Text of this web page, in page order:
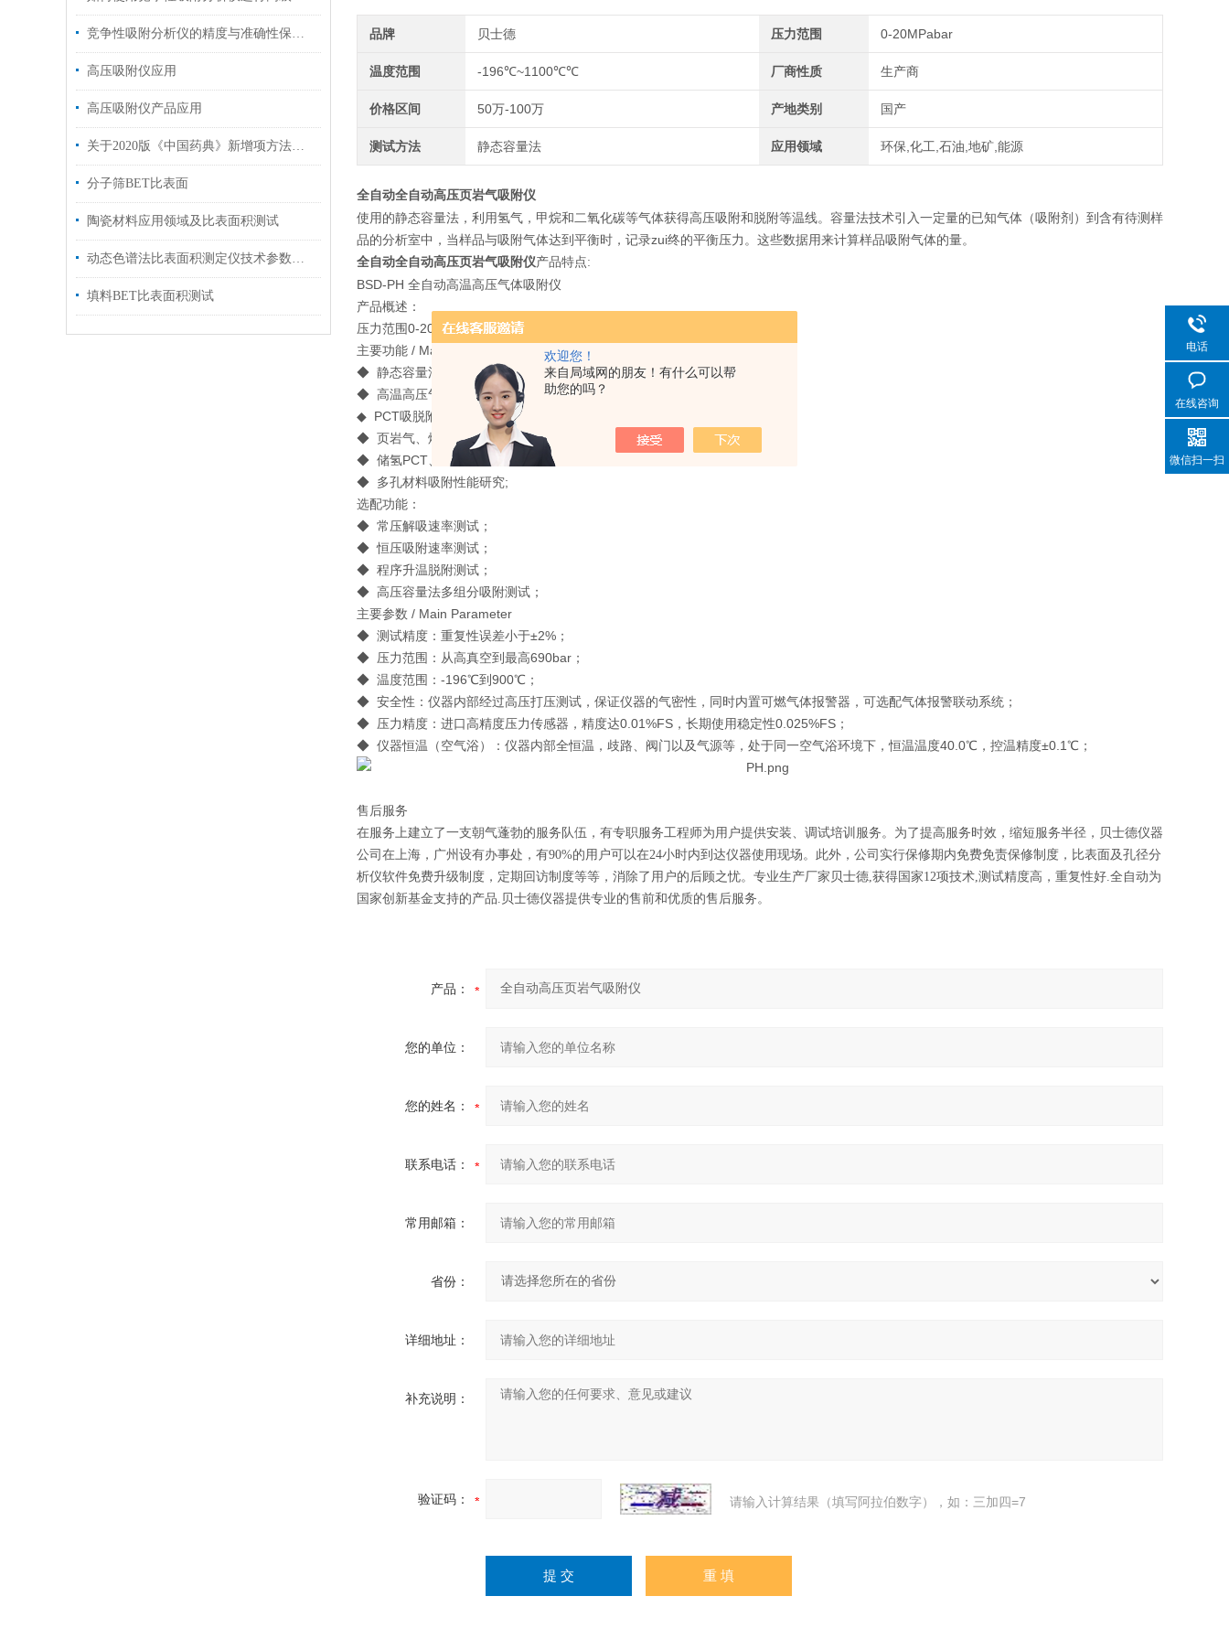
欢迎您！
来自局域网的朋友！有什么可以帮
助您的吗？
竞争性吸附分析仪的精度与准确性保障方法
高压吸附仪应用
高压吸附仪产品应用
关于2020版《中国药典》新增项方法解读与仪器解决方案
分子筛BET比表面
陶瓷材料应用领域及比表面积测试
动态色谱法比表面积测定仪技术参数及一览
填料BET比表面积测试
品牌 贝士德 压力范围 0-20MPabar
温度范围 -196℃~1100℃℃ 厂商性质 生产商
价格区间 50万-100万 产地类别 国产
测试方法 静态容量法 应用领域 环保,化工,石油,地矿,能源
全自动全自动高压页岩气吸附仪
使用的静态容量法，利用氢气，甲烷和二氧化碳等气体获得高压吸附和脱附等温线。容量法技术引入一定量的已知气体（吸附剂）到含有待测样
品的分析室中，当样品与吸附气体达到平衡时，记录zui终的平衡压力。这些数据用来计算样品吸附气体的量。
全自动全自动高压页岩气吸附仪产品特点:
BSD-PH 全自动高温高压气体吸附仪
产品概述：
压力范围0-20MPa，温度范围-196℃~1100℃可选，分析位数量1/2/4个可选。
主要功能 / Main Function
◆ 静态容量法高压气体吸附;
◆ 高温高压气体吸附脱附等温线测试;
◆ PCT吸脱附曲线，吸附常数;
◆ 页岩气、煤层气储量评估研究;
◆ 储氢PCT、吸放氢循环测试;
◆ 多孔材料吸附性能研究;
选配功能：
◆ 常压解吸速率测试；
◆ 恒压吸附速率测试；
◆ 程序升温脱附测试；
◆ 高压容量法多组分吸附测试；
主要参数 / Main Parameter
◆ 测试精度：重复性误差小于±2%；
◆ 压力范围：从高真空到最高690bar；
◆ 温度范围：-196℃到900℃；
◆ 安全性：仪器内部经过高压打压测试，保证仪器的气密性，同时内置可燃气体报警器，可选配气体报警联动系统；
◆ 压力精度：进口高精度压力传感器，精度达0.01%FS，长期使用稳定性0.025%FS；
◆ 仪器恒温（空气浴）：仪器内部全恒温，歧路、阀门以及气源等，处于同一空气浴环境下，恒温温度40.0℃，控温精度±0.1℃；
售后服务
在服务上建立了一支朝气蓬勃的服务队伍，有专职服务工程师为用户提供安装、调试培训服务。为了提高服务时效，缩短服务半径，贝士德仪器
公司在上海，广州设有办事处，有90%的用户可以在24小时内到达仪器使用现场。此外，公司实行保修期内免费免责保修制度，比表面及孔径分
析仪软件免费升级制度，定期回访制度等等，消除了用户的后顾之忧。 专业生产厂家贝士德,获得国家12项技术,测试精度高，重复性好.全自动为
国家创新基金支持的产品.贝士德仪器提供专业的售前和优质的售后服务。
产品：
您的单位：
您的姓名：
联系电话：
常用邮箱：
省份：
详细地址：
补充说明：
验证码： 请输入计算结果（填写阿拉伯数字），如：三加四=7
电话
在线咨询
微信扫一扫